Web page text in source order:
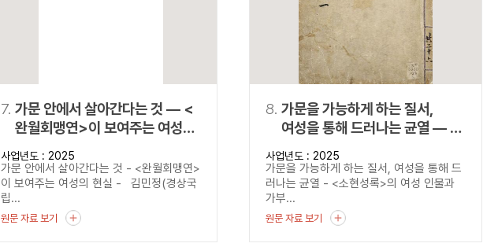
7. 가문 안에서 살아간다는 것 ― <
완월회맹연>이 보여주는 여성의
현실
사업년도 : 2025
가문 안에서 살아간다는 것 - <완월회맹연>
이 보여주는 여성의 현실 - 김민정(경상국
립...
원문 자료 보기
8. 가문을 가능하게 하는 질서,
여성을 통해 드러나는 균열 ― <
소현성록>의 여성 인물과
가부장제의 작동 방식
사업년도 : 2025
가문을 가능하게 하는 질서, 여성을 통해 드
러나는 균열 - <소현성록>의 여성 인물과
가부...
원문 자료 보기